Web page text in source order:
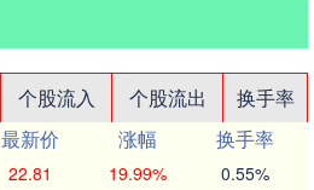
个股流入 个股流出
换手率
最新价 涨幅
换手率
22.81 19.99% 0.55%